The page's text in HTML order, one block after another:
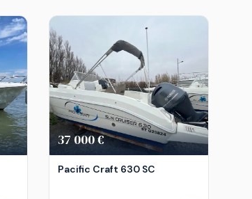
37 000 €
Pacific Craft 630 SC